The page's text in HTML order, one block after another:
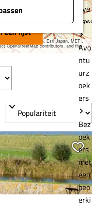
eve
rs
Avo
ntu
urz
oek
ers
Bez
oek
ers
met
een
bep
erki
P, NRCan, Esri Japan, METI,
OpenStreetMap contributors, and the
een lijst